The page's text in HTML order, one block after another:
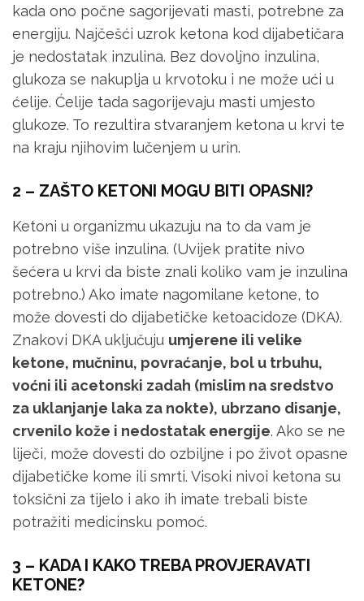
kada ono počne sagorijevati masti, potrebne za
energiju. Najčešći uzrok ketona kod dijabetičara
je nedostatak inzulina. Bez dovoljno inzulina,
glukoza se nakuplja u krvotoku i ne može ući u
ćelije. Ćelije tada sagorijevaju masti umjesto
glukoze. To rezultira stvaranjem ketona u krvi te
na kraju njihovim lučenjem u urin.
2 – ZAŠTO KETONI MOGU BITI OPASNI?
Ketoni u organizmu ukazuju na to da vam je
potrebno više inzulina. (Uvijek pratite nivo
šećera u krvi da biste znali koliko vam je inzulina
potrebno.) Ako imate nagomilane ketone, to
može dovesti do dijabetičke ketoacidoze (DKA).
Znakovi DKA uključuju umjerene ili velike
ketone, mučninu, povraćanje, bol u trbuhu,
voćni ili acetonski zadah (mislim na sredstvo
za uklanjanje laka za nokte), ubrzano disanje,
crvenilo kože i nedostatak energije. Ako se ne
liječi, može dovesti do ozbiljne i po život opasne
dijabetičke kome ili smrti. Visoki nivoi ketona su
toksični za tijelo i ako ih imate trebali biste
potražiti medicinsku pomoć.
3 – KADA I KAKO TREBA PROVJERAVATI
KETONE?